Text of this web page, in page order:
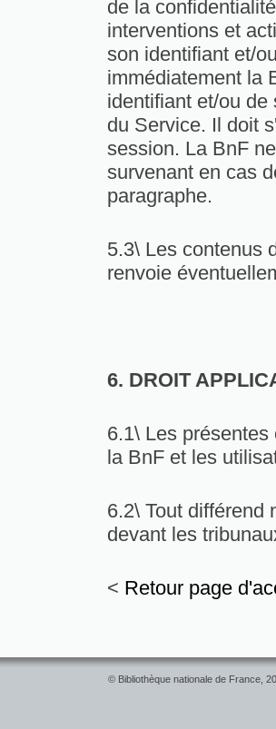
de la
interventions et
son identifiant et/
immédiatement la
identifiant et/ou
du Service. Il doit
session. La BnF
survenant en cas
paragraphe.
5.3\ Les contenus
renvoie
6. DROIT
6.1\ Les
la BnF et les
6.2\ Tout différend
devant les
< Retour page
© Bibliothèque nationale de France,